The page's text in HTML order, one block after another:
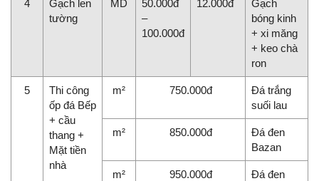
4
Gạch len
tường
MD
50.000đ
–
100.000đ
12.000đ
Gạch
bóng kinh
+ xi măng
+ keo chà
ron
5
Thi công
ốp đá Bếp
+ cầu
thang +
Mặt tiền
nhà
m² 750.000đ
Đá trắng
suối lau
m² 850.000đ
Đá đen
Bazan
m² 950.000đ
Đá đen